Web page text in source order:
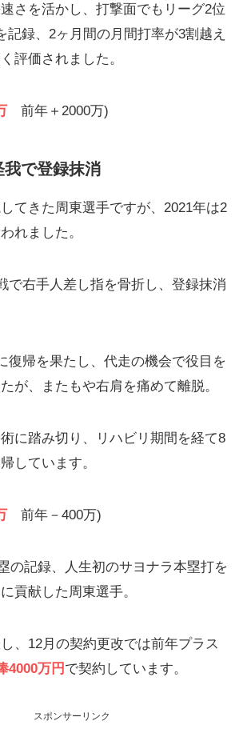
さを活かし、打撃面でもリーグ2位
記録、2ヶ月間の月間打率が3割越え
評価されました。
前年＋2000万)
で登録抹消
てきた周東選手ですが、2021年は2
れました。
で右手人差し指を骨折し、登録抹消
復帰を果たし、代走の機会で役目を
が、またもや右肩を痛めて離脱。
に踏み切り、リハビリ期間を経て8
しています。
前年－400万)
の記録、人生初のサヨナラ本塁打を
貢献した周東選手。
、12月の契約更改では前年プラス
4000万円 で契約しています。
スポンサーリンク